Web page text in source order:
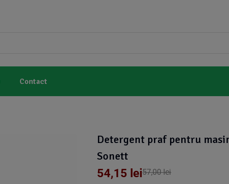
Contact
Detergent praf pentru
Sonett
57,00lei
54,15 lei